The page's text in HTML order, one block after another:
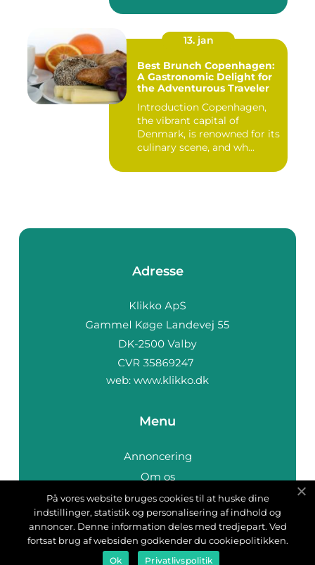
13. jan
Best Brunch Copenhagen:
A Gastronomic Delight for
the Adventurous Traveler
Introduction Copenhagen,
the vibrant capital of
Denmark, is renowned for its
culinary scene, and wh...
Adresse
web: www.klikko.dk
Menu
Annoncering
Om os
Cookies
Kontakt os
Sitemap
På vores website bruges cookies til at huske dine
indstillinger, statistik og personalisering af indhold og
annoncer. Denne information deles med tredjepart. Ved
fortsat brug af websiden godkender du cookiepolitikken.
Ok Privatlivspolitik